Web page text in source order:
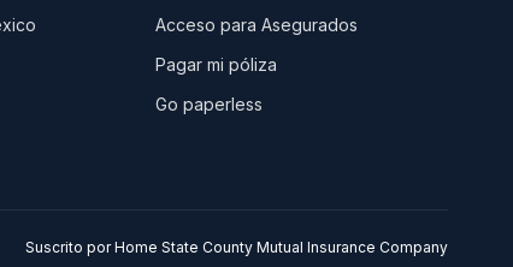
Acceso para Asegurados
Pagar mi póliza
Go paperless
Suscrito por Home State County Mutual Insurance Company